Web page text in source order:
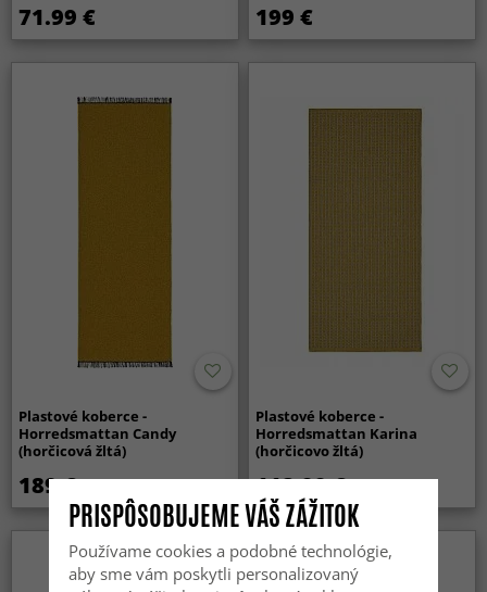
71.99 € 199 €
Plastové koberce -
Horredsmattan Candy
(horčicová žltá)
189 €
Plastové koberce -
Horredsmattan Karina
(horčicovo žltá)
118.99 €
PRISPÔSOBUJEME VÁŠ ZÁŽITOK
Používame cookies a podobné technológie,
aby sme vám poskytli personalizovaný